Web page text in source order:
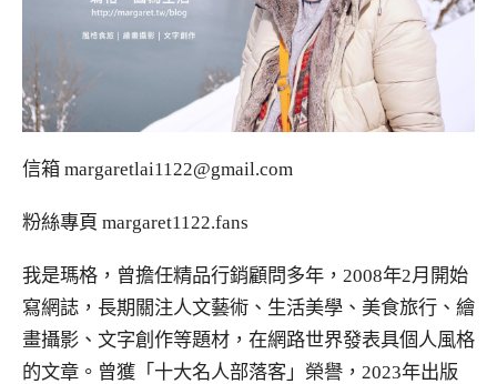
信箱 margaretlai1122@gmail.com
粉絲專頁 margaret1122.fans
我是瑪格，曾擔任精品行銷顧問多年，2008年2月開始
寫網誌，長期關注人文藝術、生活美學、美食旅行、繪
畫攝影、文字創作等題材，在網路世界發表具個人風格
的文章。曾獲「十大名人部落客」榮譽，2023年出版